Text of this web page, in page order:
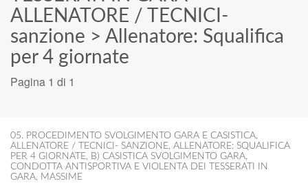
ALLENATORE / TECNICI-
sanzione > Allenatore: Squalifica
per 4 giornate
Pagina 1 di 1
05. PROCEDIMENTO SVOLGIMENTO GARA E CASISTICA,
ALLENATORE / TECNICI- SANZIONE, ALLENATORE: SQUALIFICA
PER 4 GIORNATE, B) CASISTICA SVOLGIMENTO GARA,
CONDOTTA ANTISPORTIVA E VIOLENTA DEI TESSERATI IN
GARA, MASSIME